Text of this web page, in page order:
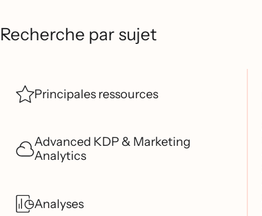
Recherche par sujet
Principales ressources
Advanced KDP & Marketing
Analytics
Analyses